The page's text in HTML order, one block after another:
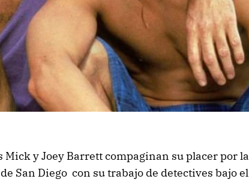
y Joey Barrett compaginan su placer por la
San Diego con su trabajo de detectives bajo el